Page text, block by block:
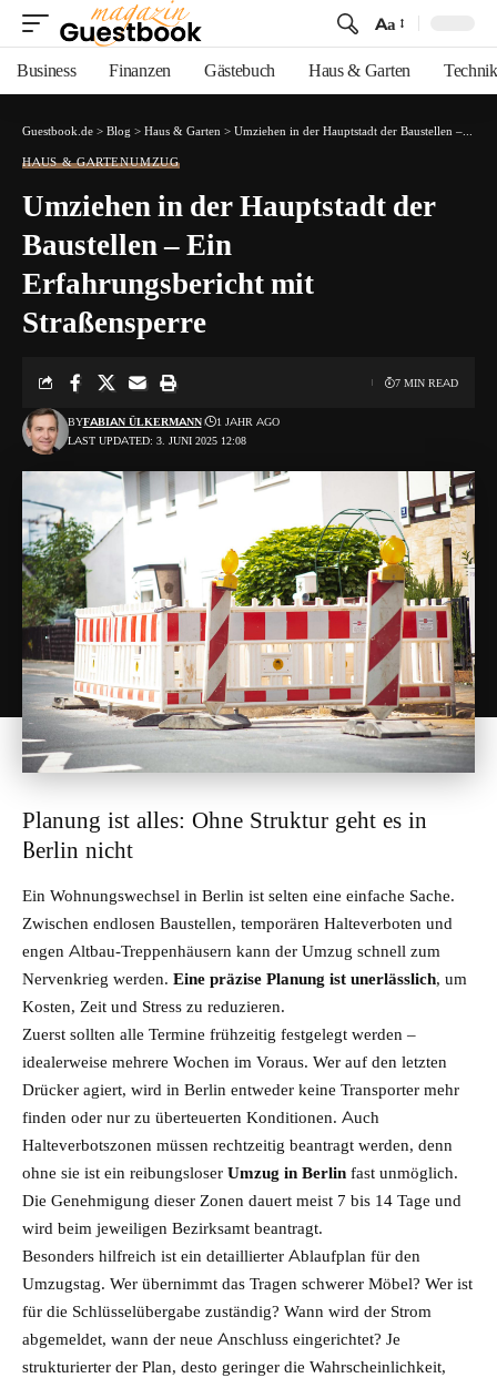
Font
Resizer
Aa
Business Finanzen Gästebuch Haus & Garten Technik
Guestbook.de > Blog > Haus & Garten > Umziehen in der Hauptstadt der Baustellen – Ein Erfahrungsbericht mit Straßensperre
HAUS & GARTENUMZUG
Umziehen in der Hauptstadt der
Baustellen – Ein
Erfahrungsbericht mit
Straßensperre
LAST UPDATED: 3. JUNI 2025 12:08
BYFABIAN ÜLKERMANN 1 JAHR AGO
7 MIN READ
Planung ist alles: Ohne Struktur geht es in
Berlin nicht
Ein Wohnungswechsel in Berlin ist selten eine einfache Sache.
Zwischen endlosen Baustellen, temporären Halteverboten und
engen Altbau-Treppenhäusern kann der Umzug schnell zum
Nervenkrieg werden. Eine präzise Planung ist unerlässlich, um
Kosten, Zeit und Stress zu reduzieren.
Zuerst sollten alle Termine frühzeitig festgelegt werden –
idealerweise mehrere Wochen im Voraus. Wer auf den letzten
Drücker agiert, wird in Berlin entweder keine Transporter mehr
finden oder nur zu überteuerten Konditionen. Auch
Halteverbotszonen müssen rechtzeitig beantragt werden, denn
ohne sie ist ein reibungsloser Umzug in Berlin fast unmöglich.
Die Genehmigung dieser Zonen dauert meist 7 bis 14 Tage und
wird beim jeweiligen Bezirksamt beantragt.
Besonders hilfreich ist ein detaillierter Ablaufplan für den
Umzugstag. Wer übernimmt das Tragen schwerer Möbel? Wer ist
für die Schlüsselübergabe zuständig? Wann wird der Strom
abgemeldet, wann der neue Anschluss eingerichtet? Je
strukturierter der Plan, desto geringer die Wahrscheinlichkeit,